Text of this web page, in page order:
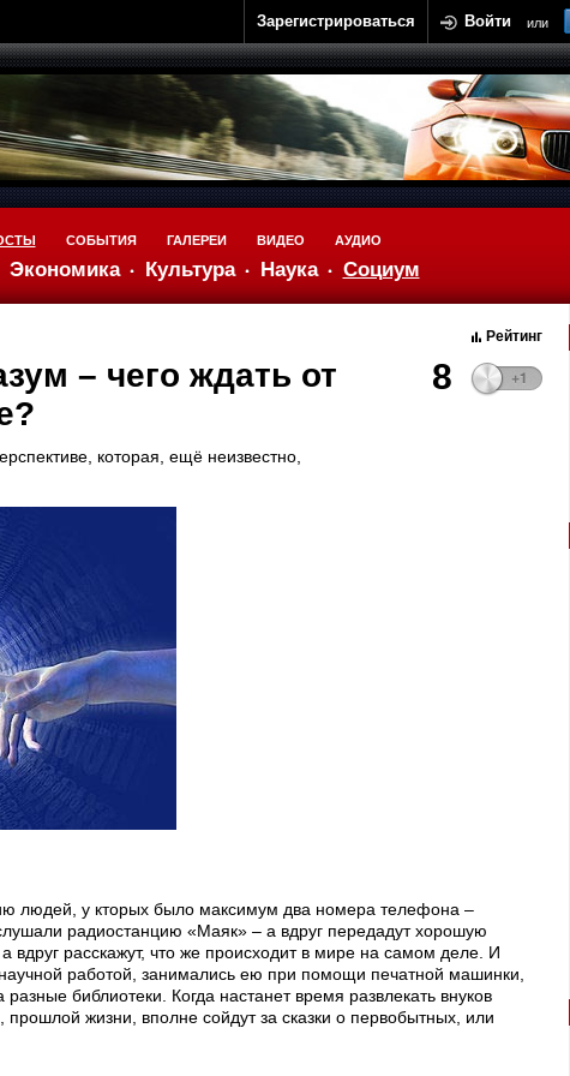
Зарегистрироваться Войти или
Экономика Культура Наука Социум
СОБЫТИЯ ГАЛЕРЕИ ВИДЕО АУДИО
Рейтинг
8
+1
– чего ждать от
которая, ещё неизвестно,
людей, у кторых было максимум два номера телефона –
радиостанцию «Маяк» – а вдруг передадут хорошую
вдруг расскажут, что же происходит в мире на самом деле. И
работой, занимались ею при помощи печатной машинки,
библиотеки. Когда настанет время развлекать внуков
прошлой жизни, вполне сойдут за сказки о первобытных, или